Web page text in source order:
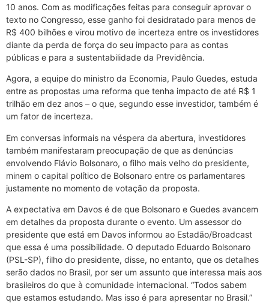
10 anos. Com as modificações feitas para conseguir aprovar o
texto no Congresso, esse ganho foi desidratado para menos de
R$ 400 bilhões e virou motivo de incerteza entre os investidores
diante da perda de força do seu impacto para as contas
públicas e para a sustentabilidade da Previdência.
Agora, a equipe do ministro da Economia, Paulo Guedes, estuda
entre as propostas uma reforma que tenha impacto de até R$ 1
trilhão em dez anos – o que, segundo esse investidor, também é
um fator de incerteza.
Em conversas informais na véspera da abertura, investidores
também manifestaram preocupação de que as denúncias
envolvendo Flávio Bolsonaro, o filho mais velho do presidente,
minem o capital político de Bolsonaro entre os parlamentares
justamente no momento de votação da proposta.
A expectativa em Davos é de que Bolsonaro e Guedes avancem
em detalhes da proposta durante o evento. Um assessor do
presidente que está em Davos informou ao Estadão/Broadcast
que essa é uma possibilidade. O deputado Eduardo Bolsonaro
(PSL-SP), filho do presidente, disse, no entanto, que os detalhes
serão dados no Brasil, por ser um assunto que interessa mais aos
brasileiros do que à comunidade internacional. “Todos sabem
que estamos estudando. Mas isso é para apresentar no Brasil.”